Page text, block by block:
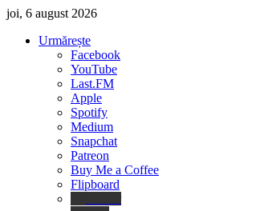
joi, 6 august 2026
Urmărește
Facebook
YouTube
Last.FM
Apple
Spotify
Medium
Snapchat
Patreon
Buy Me a Coffee
Flipboard